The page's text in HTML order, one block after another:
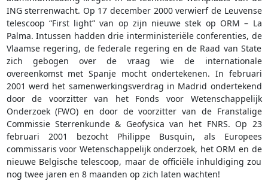
ING sterrenwacht. Op 17 december 2000 verwierf de Leuvense
telescoop “First light” van op zijn nieuwe stek op ORM – La
Palma. Intussen hadden drie interministeriële conferenties, de
Vlaamse regering, de federale regering en de Raad van State
zich gebogen over de vraag wie de internationale
overeenkomst met Spanje mocht ondertekenen. In februari
2001 werd het samenwerkingsverdrag in Madrid ondertekend
door de voorzitter van het Fonds voor Wetenschappelijk
Onderzoek (FWO) en door de voorzitter van de Franstalige
Commissie Sterrenkunde & Geofysica van het FNRS. Op 23
februari 2001 bezocht Philippe Busquin, als Europees
commissaris voor Wetenschappelijk onderzoek, het ORM en de
nieuwe Belgische telescoop, maar de officiële inhuldiging zou
nog twee jaren en 8 maanden op zich laten wachten!